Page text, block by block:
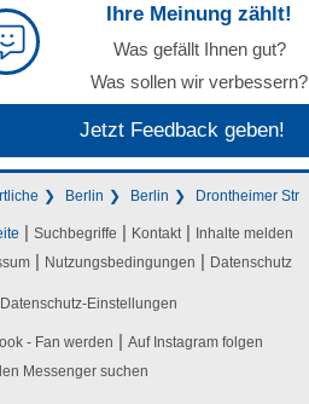
Ihre Meinung zählt!
Was gefällt Ihnen gut?
Was sollen wir verbessern?
Jetzt Feedback geben!
Berlin Berlin Drontheimer Str
| Suchbegriffe | Kontakt | Inhalte melden
| Nutzungsbedingungen | Datenschutz
Datenschutz-Einstellungen
- Fan werden | Auf Instagram folgen
Messenger suchen